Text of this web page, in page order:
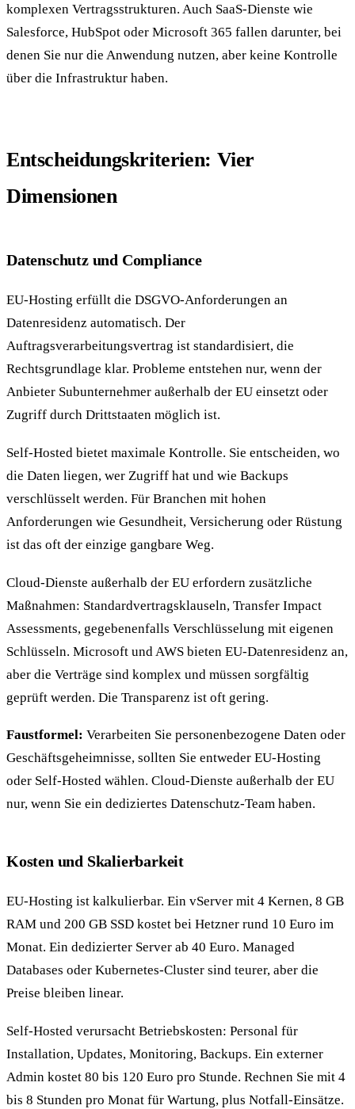
komplexen Vertragsstrukturen. Auch SaaS-Dienste wie
Salesforce, HubSpot oder Microsoft 365 fallen darunter, bei
denen Sie nur die Anwendung nutzen, aber keine Kontrolle
über die Infrastruktur haben.
Entscheidungskriterien: Vier
Dimensionen
Datenschutz und Compliance
EU-Hosting erfüllt die DSGVO-Anforderungen an
Datenresidenz automatisch. Der
Auftragsverarbeitungsvertrag ist standardisiert, die
Rechtsgrundlage klar. Probleme entstehen nur, wenn der
Anbieter Subunternehmer außerhalb der EU einsetzt oder
Zugriff durch Drittstaaten möglich ist.
Self-Hosted bietet maximale Kontrolle. Sie entscheiden, wo
die Daten liegen, wer Zugriff hat und wie Backups
verschlüsselt werden. Für Branchen mit hohen
Anforderungen wie Gesundheit, Versicherung oder Rüstung
ist das oft der einzige gangbare Weg.
Cloud-Dienste außerhalb der EU erfordern zusätzliche
Maßnahmen: Standardvertragsklauseln, Transfer Impact
Assessments, gegebenenfalls Verschlüsselung mit eigenen
Schlüsseln. Microsoft und AWS bieten EU-Datenresidenz an,
aber die Verträge sind komplex und müssen sorgfältig
geprüft werden. Die Transparenz ist oft gering.
Faustformel: Verarbeiten Sie personenbezogene Daten oder
Geschäftsgeheimnisse, sollten Sie entweder EU-Hosting
oder Self-Hosted wählen. Cloud-Dienste außerhalb der EU
nur, wenn Sie ein dediziertes Datenschutz-Team haben.
Kosten und Skalierbarkeit
EU-Hosting ist kalkulierbar. Ein vServer mit 4 Kernen, 8 GB
RAM und 200 GB SSD kostet bei Hetzner rund 10 Euro im
Monat. Ein dedizierter Server ab 40 Euro. Managed
Databases oder Kubernetes-Cluster sind teurer, aber die
Preise bleiben linear.
Self-Hosted verursacht Betriebskosten: Personal für
Installation, Updates, Monitoring, Backups. Ein externer
Admin kostet 80 bis 120 Euro pro Stunde. Rechnen Sie mit 4
bis 8 Stunden pro Monat für Wartung, plus Notfall-Einsätze.